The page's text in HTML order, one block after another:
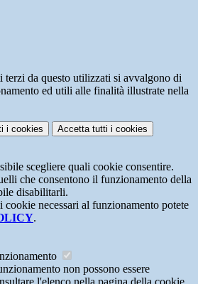
terzi da questo utilizzati si avvalgono di
ed utili alle finalità illustrate nella
i cookies Accetta tutti i cookies
scegliere quali cookie consentire.
che consentono il funzionamento della
disabilitarli.
cookie necessari al funzionamento potete
.
non possono essere
l'elenco nella pagina della cookie